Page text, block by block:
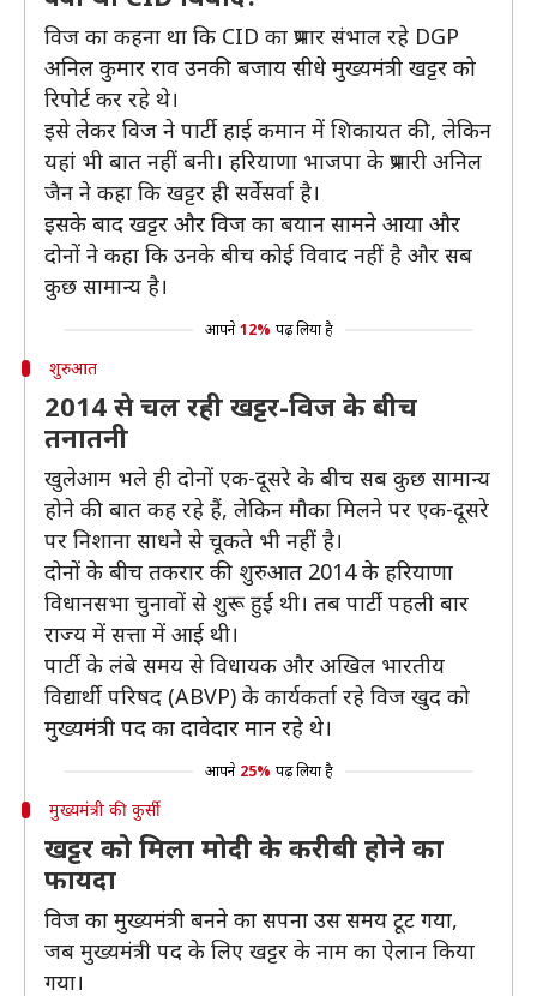
विज का कहना था कि CID का प्रभार संभाल रहे DGP
अनिल कुमार राव उनकी बजाय सीधे मुख्यमंत्री खट्टर को
रिपोर्ट कर रहे थे।
इसे लेकर विज ने पार्टी हाई कमान में शिकायत की, लेकिन
यहां भी बात नहीं बनी। हरियाणा भाजपा के प्रभारी अनिल
जैन ने कहा कि खट्टर ही सर्वेसर्वा है।
इसके बाद खट्टर और विज का बयान सामने आया और
दोनों ने कहा कि उनके बीच कोई विवाद नहीं है और सब
कुछ सामान्य है।
आपने 12% पढ़ लिया है
शुरुआत
2014 से चल रही खट्टर-विज के बीच
तनातनी
खुलेआम भले ही दोनों एक-दूसरे के बीच सब कुछ सामान्य
होने की बात कह रहे हैं, लेकिन मौका मिलने पर एक-दूसरे
पर निशाना साधने से चूकते भी नहीं है।
दोनों के बीच तकरार की शुरुआत 2014 के हरियाणा
विधानसभा चुनावों से शुरू हुई थी। तब पार्टी पहली बार
राज्य में सत्ता में आई थी।
पार्टी के लंबे समय से विधायक और अखिल भारतीय
विद्यार्थी परिषद (ABVP) के कार्यकर्ता रहे विज खुद को
मुख्यमंत्री पद का दावेदार मान रहे थे।
आपने 25% पढ़ लिया है
मुख्यमंत्री की कुर्सी
खट्टर को मिला मोदी के करीबी होने का
फायदा
विज का मुख्यमंत्री बनने का सपना उस समय टूट गया,
जब मुख्यमंत्री पद के लिए खट्टर के नाम का ऐलान किया
गया।